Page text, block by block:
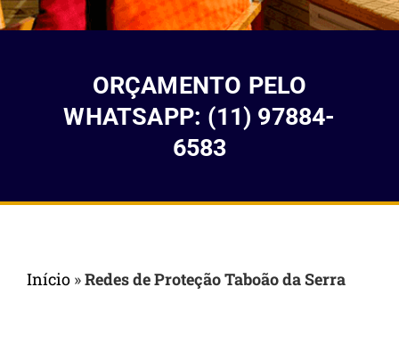
ORÇAMENTO PELO
WHATSAPP: (11) 97884-
6583
Início »Redes de Proteção Taboão da Serra